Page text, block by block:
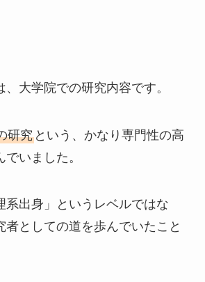
大学院での研究内容です。
研究という、かなり専門性の高
いました。
系出身」というレベルではな
者としての道を歩んでいたこと